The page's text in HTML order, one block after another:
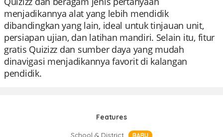
menjadikannya alat yang lebih mendidik
dibandingkan yang lain, ideal untuk tinjauan unit,
persiapan ujian, dan latihan mandiri. Selain itu, fitur
gratis Quizizz dan sumber daya yang mudah
dinavigasi menjadikannya favorit di kalangan
pendidik.
Features
School & District
BARU